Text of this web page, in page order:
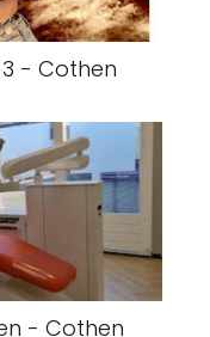
- Cothen
- Cothen